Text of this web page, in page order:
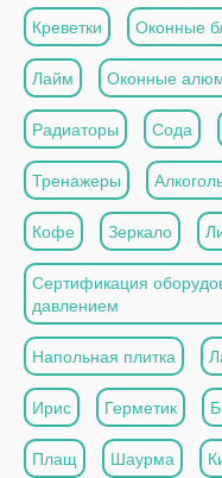
Креветки Оконные
Лайм Оконные
Радиаторы Сода
Тренажеры
Кофе Зеркало
Сертификация
давлением
Напольная плитка
Ирис Герметик
Плащ Шаурма